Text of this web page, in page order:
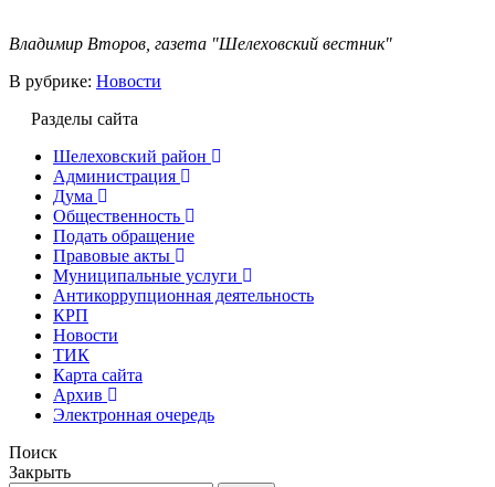
Владимир Второв, газета "Шелеховский вестник"
В рубрике: Новости
Разделы сайта
Шелеховский район
Администрация
Дума
Общественность
Подать обращение
Правовые акты
Муниципальные услуги
Антикоррупционная деятельность
КРП
Новости
ТИК
Карта сайта
Архив
Электронная очередь
Поиск
Закрыть